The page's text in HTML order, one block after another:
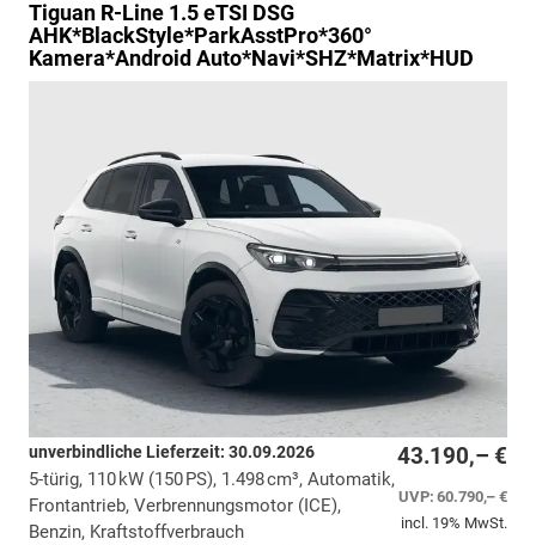
Tiguan R-Line 1.5 eTSI DSG
AHK*BlackStyle*ParkAsstPro*360°
Kamera*Android Auto*Navi*SHZ*Matrix*HUD
43.190,– €
UVP:60.790,– €
incl. 19% MwSt.
unverbindliche Lieferzeit: 30.09.2026
5-türig, 110 kW (150 PS), 1.498 cm³, Automatik,
Frontantrieb, Verbrennungsmotor (ICE),
Benzin, Kraftstoffverbrauch